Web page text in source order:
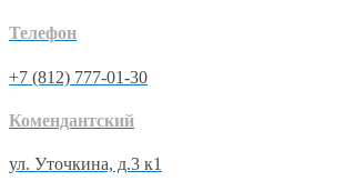
Телефон
+7 (812) 777-01-30
Комендантский
ул. Уточкина, д.3 к1